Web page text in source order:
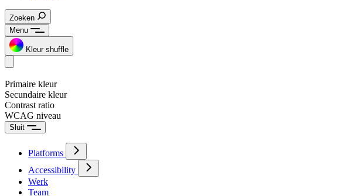
Zoeken
Menu
Kleur shuffle
Primaire kleur
Secundaire kleur
Contrast ratio
WCAG niveau
Sluit
Platforms
Accessibility
Werk
Team